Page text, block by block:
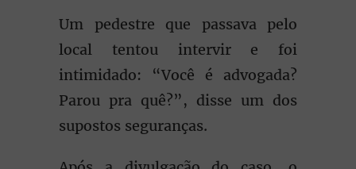
Um pedestre que passava pelo
local tentou intervir e foi
intimidado: “Você é advogada?
Parou pra quê?”, disse um dos
supostos seguranças.